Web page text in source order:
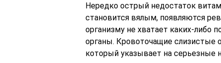
Нередко острый недостаток
становится вялым, появляются
организму не хватает каких-либо
органы. Кровоточащие слизистые
который указывает на серьезные